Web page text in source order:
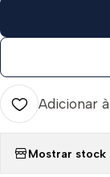
Adicionar
Mostrar stock